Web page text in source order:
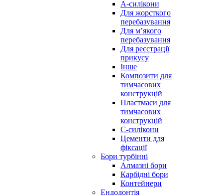
А-силікони
Для жорсткого
перебазування
Для м’якого
перебазування
Для реєстрації
прикусу
Інше
Композити для
тимчасових
конструкцій
Пластмаси для
тимчасових
конструкцій
С-силікони
Цементи для
фіксації
Бори турбінні
Алмазні бори
Карбідні бори
Контейнери
Ендодонтія